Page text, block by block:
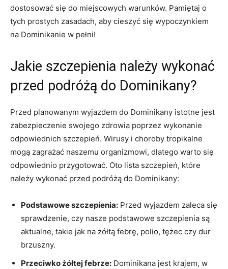
dostosować się​ do miejscowych warunków. Pamiętaj o
⁤tych prostych zasadach, aby cieszyć się wypoczynkiem
na Dominikanie w pełni!
Jakie szczepienia należy wykonać
przed​ podróżą ‍do Dominikany?
Przed⁢ planowanym wyjazdem do Dominikany istotne jest
zabezpieczenie swojego zdrowia poprzez wykonanie
‌odpowiednich szczepień. Wirusy ⁣i⁤ choroby tropikalne
mogą‌ zagrażać⁣ naszemu organizmowi, dlatego ⁣warto się​
odpowiednio przygotować. Oto lista szczepień, które
należy wykonać przed podróżą do Dominikany:
Podstawowe szczepienia: Przed wyjazdem zaleca się
sprawdzenie, ⁢czy‌ nasze podstawowe szczepienia są⁢
aktualne,​ takie jak⁤ na⁣ żółtą febrę, polio, tężec⁢ czy dur
brzuszny.
Przeciwko‍ żółtej febrze: ⁢Dominikana jest krajem, w